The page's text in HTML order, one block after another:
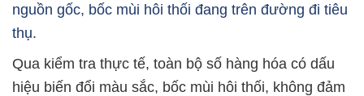
nguồn gốc, bốc mùi hôi thối đang trên đường đi tiêu
thụ.
Qua kiểm tra thực tế, toàn bộ số hàng hóa có dấu
hiệu biến đổi màu sắc, bốc mùi hôi thối, không đảm